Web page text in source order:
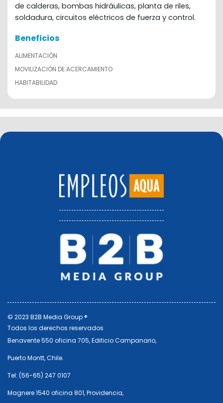
de calderas, bombas hidráulicas, planta de riles,
soldadura, circuitos eléctricos de fuerza y control.
Beneficios
ALIMENTACIÓN
MOVILIZACIÓN DE ACERCAMIENTO
HABITABILIDAD
© 2023 B2B Media Group ®
Todos los derechos reservados
Benavente 550 oficina 705, Edificio Campanario,
Puerto Montt, Chile.
Tel: (56-65) 247 0107
Magnere 1540 oficina 801, Providencia,